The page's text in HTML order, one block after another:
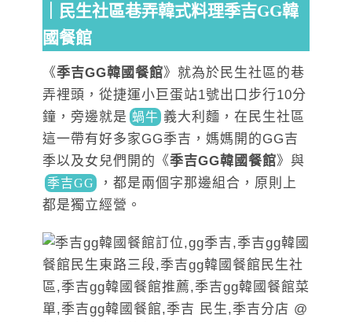
｜民生社區巷弄韓式料理季吉GG韓
國餐館
《季吉GG韓國餐館》就為於民生社區的巷
弄裡頭，從捷運小巨蛋站1號出口步行10分
鐘，旁邊就是 蝸牛 義大利麵，在民生社區
這一帶有好多家GG季吉，媽媽開的GG吉
季以及女兒們開的《季吉GG韓國餐館》與
季吉GG ， 都是兩個字那邊組合，原則上
都是獨立經營。